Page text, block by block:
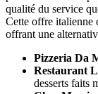
qualité du service
Cette offre italienne
offrant une
Pizzeria Da
Restaurant
desserts faits